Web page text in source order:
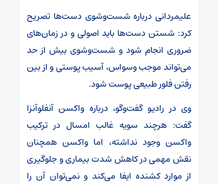
علیمردانی درباره شست‌وشوی دست‌ها تصریح
کرد: شستن دست‌ها باید اصولی و در زمان‌های
ضروری انجام شود و شست‌وشوی بیش از حد
می‌تواند موجب وسواس، آسیب پوستی و از بین
رفتن فلور طبیعی پوست شود.
وی در رادیو گفت‌وگو، درباره واکسن آنفلوآنزا
گفت: هرچند سویه غالب امسال در ترکیب
واکسن وجود نداشته، اما واکسن همچنان
نقش مهمی در کاهش شدت بیماری و جلوگیری
از موارد کشنده ایفا می‌کند و نمی‌توان آن را